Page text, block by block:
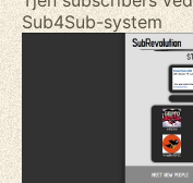
Sub4Sub-system